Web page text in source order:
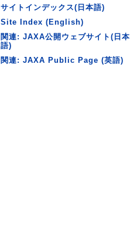
サイトインデックス(日本語)
Site Index (English)
関連: JAXA公開ウェブサイト(日本
語)
関連: JAXA Public Page (英語)